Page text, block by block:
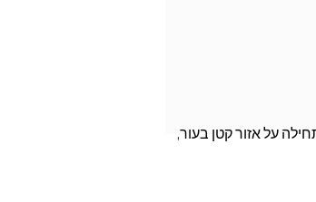
על אזור קטן בעור,